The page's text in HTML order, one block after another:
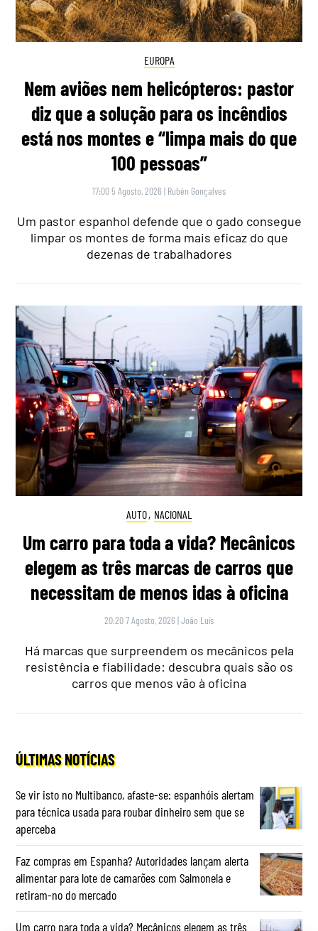
EUROPA
Nem aviões nem helicópteros: pastor
diz que a solução para os incêndios
está nos montes e “limpa mais do que
100 pessoas”
17:00 5 Agosto, 2026 | Rubén Gonçalves
Um pastor espanhol defende que o gado consegue
limpar os montes de forma mais eficaz do que
dezenas de trabalhadores
AUTO, NACIONAL
Um carro para toda a vida? Mecânicos
elegem as três marcas de carros que
necessitam de menos idas à oficina
20:20 7 Agosto, 2026 |João Luís
Há marcas que surpreendem os mecânicos pela
resistência e fiabilidade: descubra quais são os
carros que menos vão à oficina
ÚLTIMAS NOTÍCIAS
Se vir isto no Multibanco, afaste-se: espanhóis alertam
para técnica usada para roubar dinheiro sem que se
aperceba
Faz compras em Espanha? Autoridades lançam alerta
alimentar para lote de camarões com Salmonela e
retiram-no do mercado
Um carro para toda a vida? Mecânicos elegem as três